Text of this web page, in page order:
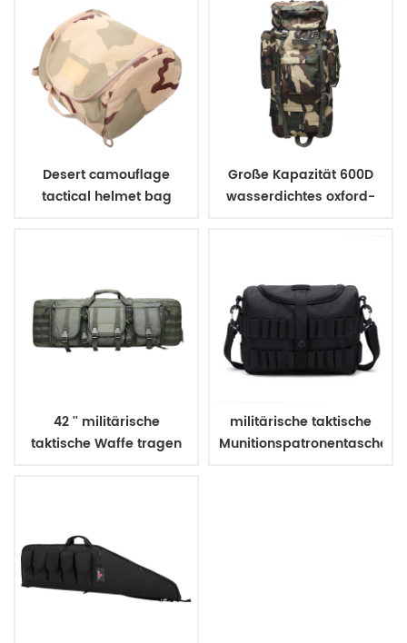
Desert camouflage
tactical helmet bag
Große Kapazität 600D
wasserdichtes oxford-
42 '' militärische
taktische Waffe tragen
militärische taktische
Munitionspatronentasche